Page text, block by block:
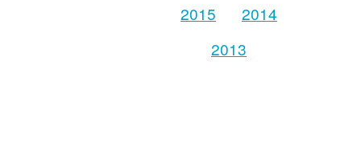
2015
2014
2013